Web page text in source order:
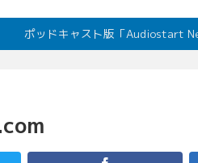
ポッドキャスト版「Audiostart